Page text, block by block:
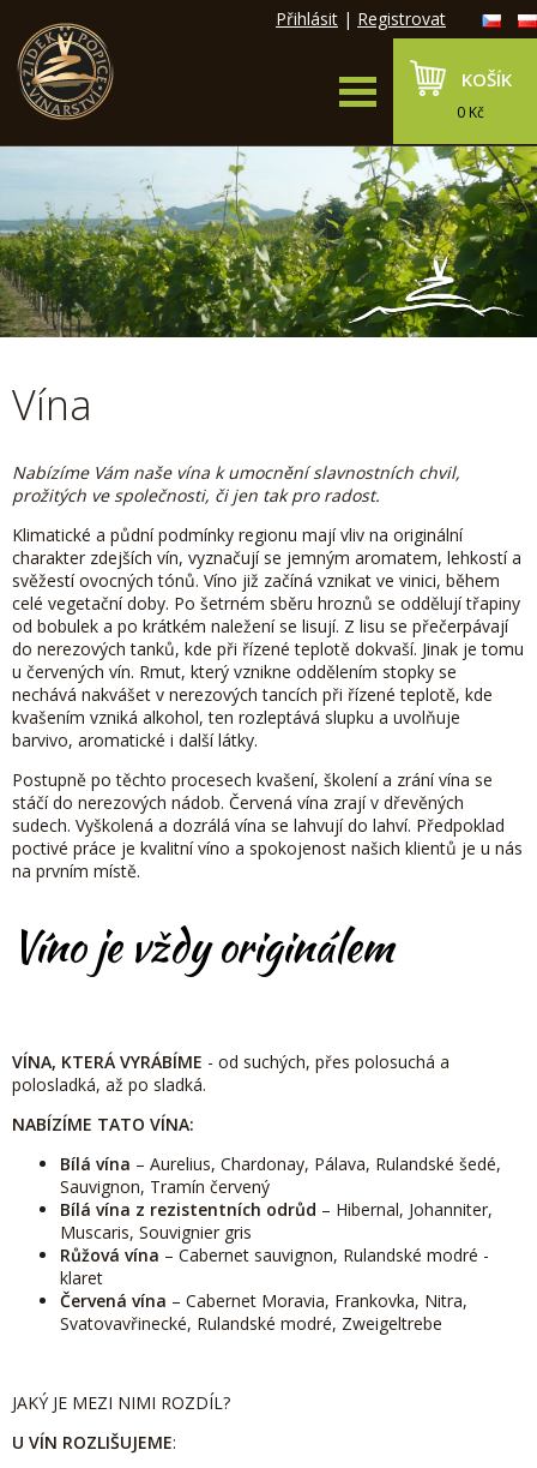
Přihlásit | Registrovat
KOŠÍK
0 Kč
Vína
Nabízíme Vám naše vína k umocnění slavnostních chvil,
prožitých ve společnosti, či jen tak pro radost.
Klimatické a půdní podmínky regionu mají vliv na originální
charakter zdejších vín, vyznačují se jemným aromatem, lehkostí a
svěžestí ovocných tónů. Víno již začíná vznikat ve vinici, během
celé vegetační doby. Po šetrném sběru hroznů se oddělují třapiny
od bobulek a po krátkém naležení se lisují. Z lisu se přečerpávají
do nerezových tanků, kde při řízené teplotě dokvaší. Jinak je tomu
u červených vín. Rmut, který vznikne oddělením stopky se
nechává nakvášet v nerezových tancích při řízené teplotě, kde
kvašením vzniká alkohol, ten rozleptává slupku a uvolňuje
barvivo, aromatické i další látky.
Postupně po těchto procesech kvašení, školení a zrání vína se
stáčí do nerezových nádob. Červená vína zrají v dřevěných
sudech. Vyškolená a dozrálá vína se lahvují do lahví. Předpoklad
poctivé práce je kvalitní víno a spokojenost našich klientů je u nás
na prvním místě.
Víno je vždy originálem
VÍNA, KTERÁ VYRÁBÍME - od suchých, přes polosuchá a
polosladká, až po sladká.
NABÍZÍME TATO VÍNA:
Bílá vína – Aurelius, Chardonay, Pálava, Rulandské šedé,
Sauvignon, Tramín červený
Bílá vína z rezistentních odrůd – Hibernal, Johanniter,
Muscaris, Souvignier gris
Růžová vína – Cabernet sauvignon, Rulandské modré -
klaret
Červená vína – Cabernet Moravia, Frankovka, Nitra,
Svatovavřinecké, Rulandské modré, Zweigeltrebe
JAKÝ JE MEZI NIMI ROZDÍL?
U VÍN ROZLIŠUJEME: